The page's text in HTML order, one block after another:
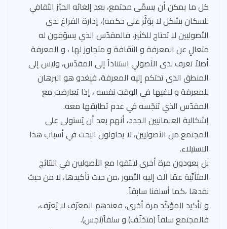
كل ما يمكن أن يسمّى مجتمع، بعد إلغائه الحيّز الثقافي
للسكان بشكل لا يؤثّر على حكمه)، إدارة الفراغ لدى
الأصوليين لا تحتاج للكثير، فالمقدّس الذي يسوّقون له
متعالٍ عن المعرفة و الثقافة و متجاوز لها ، و المعرفة
أصلاً تعرف لدى الأصولي استناداً إلى المقدّس، وليس إلى
المنطق الذي تحتكم إليه المعرفة، فيغدو هو البرهان
للمعرفة و لاغيها في الوقت نفسه ، إذا تعارضت مع
المقدّس الذي تنجّسه في عدم تطابقها معه.
إشكالية العلمانيين الجدد، أنهم بعد أن يُستولى على
المجتمع من الأصوليين، لا يحاولون البحث في أسباب هذا
الاستيلاء.
بل يعودون مرة أخرى ليلتقوا مع الأصوليين في النتائج
المتأتّية عمّا آلت إليه الأمور ،من حيث تأكيدها، لا من حيث
نقدها ،كما أسلفنا سابقاً.
و تأكيد المؤكّد مرة أخرى، فعندهم المعرّف لا يُعرّف،
فالمجتمع سلفاً (متخلّف) و سلفاً(نجس).